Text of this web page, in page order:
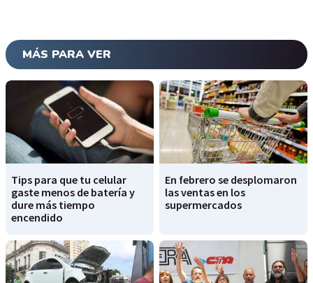
MÁS PARA VER
Tips para que tu celular
gaste menos de batería y
dure más tiempo
encendido
En febrero se desplomaron
las ventas en los
supermercados